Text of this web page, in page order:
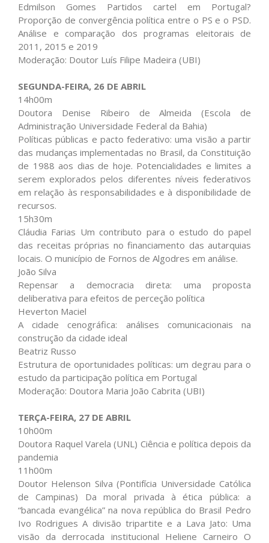
Edmilson Gomes Partidos cartel em Portugal?
Proporção de convergência política entre o PS e o PSD.
Análise e comparação dos programas eleitorais de
2011, 2015 e 2019
Moderação: Doutor Luís Filipe Madeira (UBI)
SEGUNDA-FEIRA, 26 DE ABRIL
14h00m
Doutora Denise Ribeiro de Almeida (Escola de
Administração Universidade Federal da Bahia)
Políticas públicas e pacto federativo: uma visão a partir
das mudanças implementadas no Brasil, da Constituição
de 1988 aos dias de hoje. Potencialidades e limites a
serem explorados pelos diferentes níveis federativos
em relação às responsabilidades e à disponibilidade de
recursos.
15h30m
Cláudia Farias Um contributo para o estudo do papel
das receitas próprias no financiamento das autarquias
locais. O município de Fornos de Algodres em análise.
João Silva
Repensar a democracia direta: uma proposta
deliberativa para efeitos de perceção política
Heverton Maciel
A cidade cenográfica: análises comunicacionais na
construção da cidade ideal
Beatriz Russo
Estrutura de oportunidades políticas: um degrau para o
estudo da participação política em Portugal
Moderação: Doutora Maria João Cabrita (UBI)
TERÇA-FEIRA, 27 DE ABRIL
10h00m
Doutora Raquel Varela (UNL) Ciência e política depois da
pandemia
11h00m
Doutor Helenson Silva (Pontifícia Universidade Católica
de Campinas) Da moral privada à ética pública: a
“bancada evangélica” na nova república do Brasil Pedro
Ivo Rodrigues A divisão tripartite e a Lava Jato: Uma
visão da derrocada institucional Heliene Carneiro O